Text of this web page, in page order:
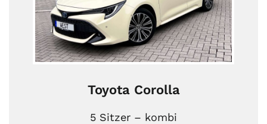
Toyota Corolla
5 Sitzer – kombi